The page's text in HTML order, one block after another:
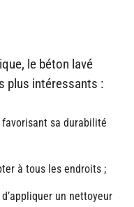
le béton lavé
plus intéressants :
favorisant sa durabilité
à tous les endroits ;
un nettoyeur